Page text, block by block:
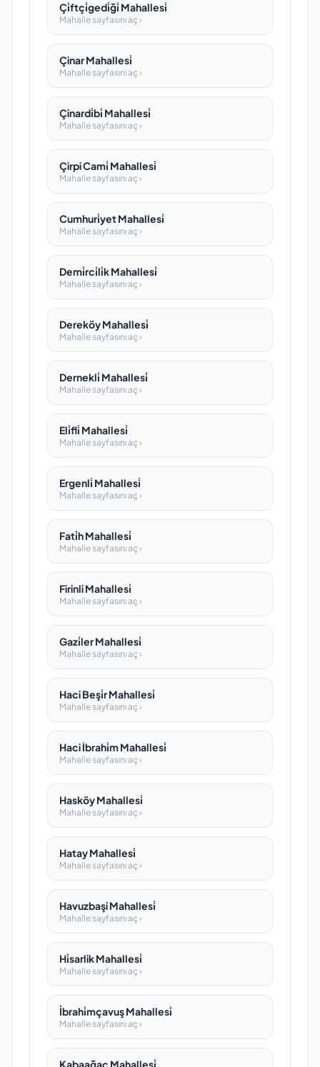
Çi̇ftçi̇gedi̇ği̇ Mahallesi̇
Mahalle sayfasını aç ›
Çinar Mahallesi̇
Mahalle sayfasını aç ›
Çinardi̇bi̇ Mahallesi̇
Mahalle sayfasını aç ›
Çirpi Cami̇ Mahallesi̇
Mahalle sayfasını aç ›
Cumhuri̇yet Mahallesi̇
Mahalle sayfasını aç ›
Demi̇rci̇li̇k Mahallesi̇
Mahalle sayfasını aç ›
Dereköy Mahallesi̇
Mahalle sayfasını aç ›
Dernekli̇ Mahallesi̇
Mahalle sayfasını aç ›
Eli̇fli̇ Mahallesi̇
Mahalle sayfasını aç ›
Ergenli̇ Mahallesi̇
Mahalle sayfasını aç ›
Fati̇h Mahallesi̇
Mahalle sayfasını aç ›
Firinli Mahallesi̇
Mahalle sayfasını aç ›
Gazi̇ler Mahallesi̇
Mahalle sayfasını aç ›
Haci Beşi̇r Mahallesi̇
Mahalle sayfasını aç ›
Haci İbrahi̇m Mahallesi̇
Mahalle sayfasını aç ›
Hasköy Mahallesi̇
Mahalle sayfasını aç ›
Hatay Mahallesi̇
Mahalle sayfasını aç ›
Havuzbaşi Mahallesi̇
Mahalle sayfasını aç ›
Hi̇sarlik Mahallesi̇
Mahalle sayfasını aç ›
İbrahi̇mçavuş Mahallesi̇
Mahalle sayfasını aç ›
Kabaağaç Mahallesi̇